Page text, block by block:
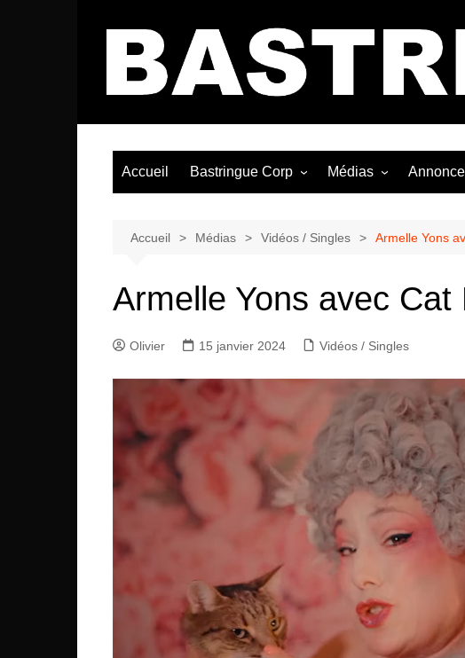
Accueil Bastringue Corp Médias
Albums / EP Les
Accueil Médias Vidéos / Singles Armelle Yons
Armelle Yons avec
Olivier 15 janvier 2024 Vidéos / Singles